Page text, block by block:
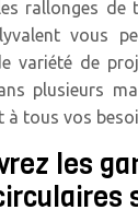
rallonges de
vous
variété de
plusieurs
à tous vos
les